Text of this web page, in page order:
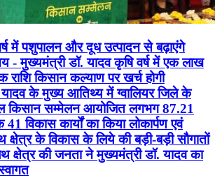
में पशुपालन और दूध उत्पादन से बढ़ाएंगे
- मुख्यमंत्री डॉ. यादव कृषि वर्ष में एक लाख
किसान कल्याण पर खर्च होगी
के मुख्य आतिथ्य में ग्वालियर जिले के
किसान सम्मेलन आयोजित लगभग 87.21
विकास कार्यों का किया लोकार्पण एवं
के विकास के लिये की बड़ी-बड़ी सौगातों
क्षेत्र की जनता ने मुख्यमंत्री डॉ. यादव का